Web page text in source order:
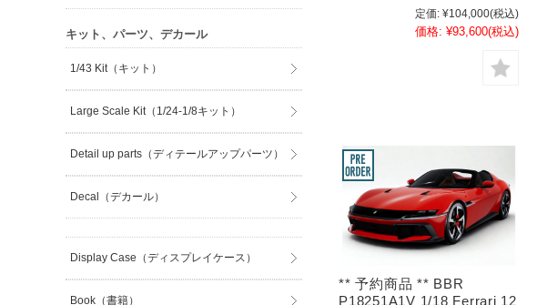
定価: ¥104,000(税込)
価格: ¥93,600(税込)
** 予約商品 ** BBR
P18251A1V 1/18 Ferrari 12
キット、パーツ、デカール
1/43 Kit（キット）
Large Scale Kit（1/24-1/8キット）
Detail up parts（ディテールアップパーツ）
Decal（デカール）
Display Case（ディスプレイケース）
Book（書籍）